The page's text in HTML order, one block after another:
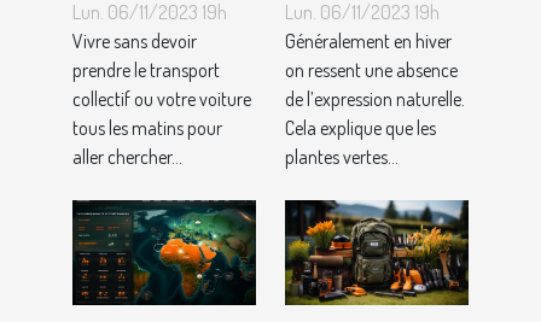
avec
l’internet ?
Lun. 06/11/2023 19h
Vivre sans devoir
prendre le transport
collectif ou votre voiture
tous les matins pour
aller chercher...
créer chez
soi ?
Lun. 06/11/2023 19h
Généralement en hiver
on ressent une absence
de l’expression naturelle.
Cela explique que les
plantes vertes...